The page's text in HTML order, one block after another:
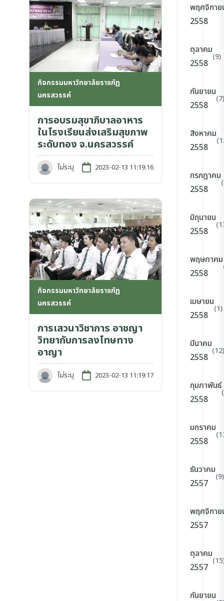
กิจกรรมมหาวิทยาลัยราชภัฏ
นครสวรรค์
การอบรมสุขาภิบาลอาหาร
ในโรงเรียนส่งเสริมสุขภาพ
ระดับทอง จ.นครสวรรค์
ไม่ระบุ 2023-02-13 11:19:16
กิจกรรมมหาวิทยาลัยราชภัฏ
นครสวรรค์
การเสวนาวิชาการ อาชญา
วิทยากับการลงโทษทาง
อาญา
ไม่ระบุ 2023-02-13 11:19:17
พฤศจิกาย
2558
ตุลาคม
2558
(9)
กันยายน
2558
(7)
สิงหาคม
2558
กรกฎาคม
2558
มิถุนายน
2558
พฤษภาคม
2558
เมษายน
2558
(1)
มีนาคม
2558
(12)
กุมภาพันธ์
2558
มกราคม
2558
ธันวาคม
2557
(9)
พฤศจิกาย
2557
ตุลาคม
2557
กันยายน